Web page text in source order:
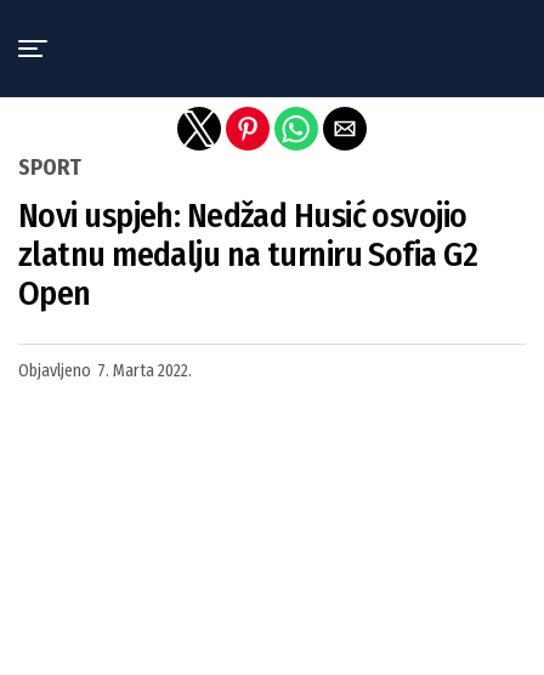
SPORT
Novi uspjeh: Nedžad Husić osvojio
zlatnu medalju na turniru Sofia G2
Open
Objavljeno 7. Marta 2022.